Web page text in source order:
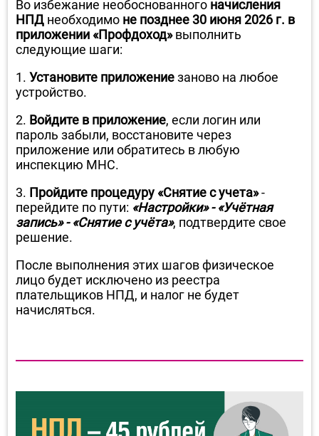
Во избежание необоснованного начисления
НПД необходимо не позднее 30 июня 2026 г. в
приложении «Профдоход»выполнить
следующие шаги:
1. Установите приложениезаново на любое
устройство.
2. Войдите в приложение, если логин или
пароль забыли, восстановите через
приложение или обратитесь в любую
инспекцию МНС.
3. Пройдите процедуру «Снятие с учета»-
перейдите по пути: «Настройки» - «Учётная
запись» - «Снятие с учёта», подтвердите свое
решение.
После выполнения этих шагов физическое
лицо будет исключено из реестра
плательщиков НПД, и налог не будет
начисляться.